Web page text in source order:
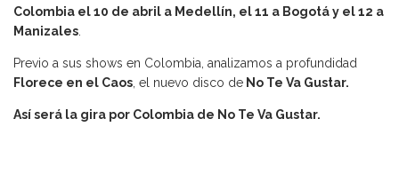
Colombia el 10 de abril a Medellín, el 11 a Bogotá y el 12 a
Manizales
Previo a sus shows en Colombia, analizamos a profundidad
Florece en el Caos , el nuevo disco de No Te Va Gustar.
Así será la gira por Colombia de No Te Va Gustar.